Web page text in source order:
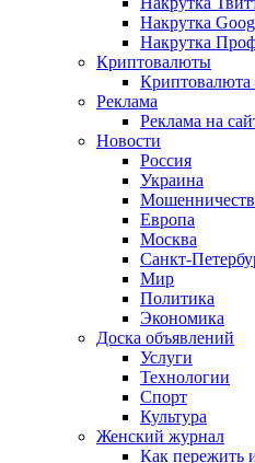
Накрутка
Накрутка
Криптовалюты
Криптовалюта
Реклама
Реклама на
Новости
Россия
Украина
Европа
Москва
Санкт-
Мир
Политика
Экономика
Доска объявлений
Услуги
Технологии
Спорт
Культура
Женский журнал
Как пережить